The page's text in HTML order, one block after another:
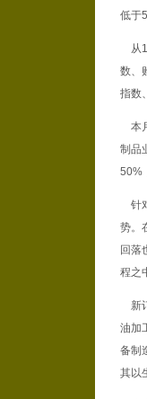
低于
从
数、
指数
本
制品
50%
针
势。
回落
程之
新
油加
备制
其以